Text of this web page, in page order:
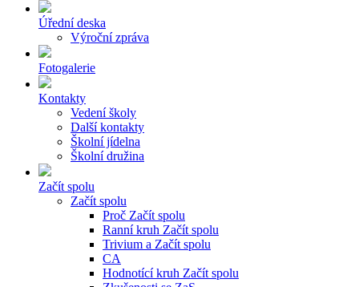
Úřední deska
Výroční zpráva
Fotogalerie
Kontakty
Vedení školy
Další kontakty
Školní jídelna
Školní družina
Začít spolu
Začít spolu
Proč Začít spolu
Ranní kruh Začít spolu
Trivium a Začít spolu
CA
Hodnotící kruh Začít spolu